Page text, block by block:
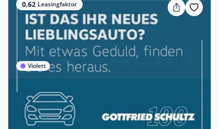
0,62 Leasingfaktor
Violett
Privat
Volkswagen Tayron 2.0 TDI 4Motion DSG
AHK*LED*Navi*SHZ*Rück